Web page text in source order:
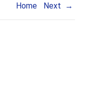
Home Next